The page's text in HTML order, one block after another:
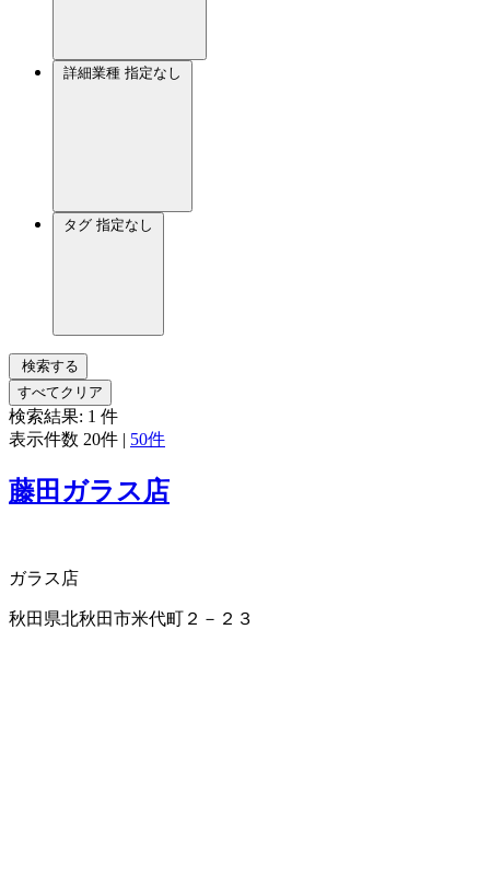
詳細業種 指定なし
タグ 指定なし
検索する
すべてクリア
検索結果: 1 件
表示件数 20件 | 50件
藤田ガラス店
ガラス店
秋田県北秋田市米代町２－２３